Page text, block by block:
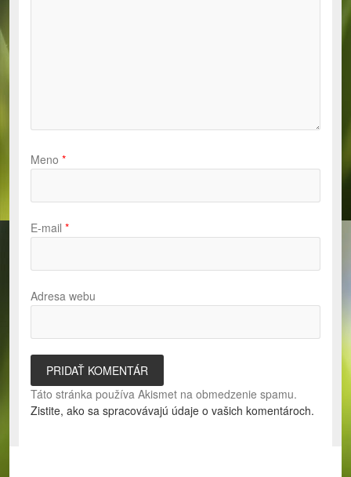
Meno *
E-mail *
Adresa webu
Táto stránka používa Akismet na obmedzenie spamu.
Zistite, ako sa spracovávajú údaje o vašich komentároch.